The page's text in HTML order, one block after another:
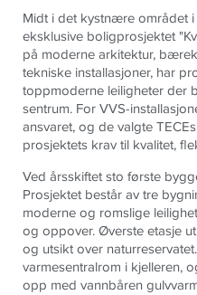
Midt i det kystnære området i
eksklusive boligprosjektet
på moderne arkitektur,
tekniske installasjoner, har
toppmoderne leiligheter der
sentrum. For VVS-
ansvaret, og de valgte
prosjektets krav til kvalitet,
Ved årsskiftet sto første
Prosjektet består av tre
moderne og romslige
og oppover. Øverste etasje
og utsikt over
varmesentralrom i kjelleren,
opp med vannbåren